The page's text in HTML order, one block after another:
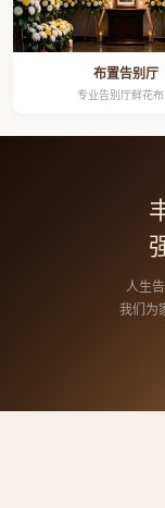
布置告别厅
专业告别厅鲜花布
人生
我们为